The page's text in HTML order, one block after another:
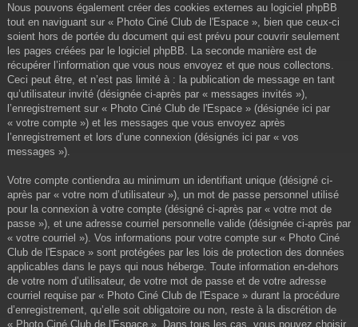
Nous pouvons également créer des cookies externes au logiciel phpBB
tout en naviguant sur « Photo Ciné Club de l'Espace », bien que ceux-ci
soient hors de portée du document qui est prévu pour couvrir seulement
les pages créées par le logiciel phpBB. La seconde manière est de
récupérer l’information que vous nous envoyez et que nous collectons.
Ceci peut être, et n’est pas limité à : la publication de message en tant
qu’utilisateur invité (désignée ci-après par « messages invités »),
l’enregistrement sur « Photo Ciné Club de l'Espace » (désignée ici par
« votre compte ») et les messages que vous envoyez après
l’enregistrement et lors d’une connexion (désignés ici par « vos
messages »).
Votre compte contiendra au minimum un identifiant unique (désigné ci-
après par « votre nom d’utilisateur »), un mot de passe personnel utilisé
pour la connexion à votre compte (désigné ci-après par « votre mot de
passe »), et une adresse courriel personnelle valide (désignée ci-après par
« votre courriel »). Vos informations pour votre compte sur « Photo Ciné
Club de l'Espace » sont protégées par les lois de protection des données
applicables dans le pays qui nous héberge. Toute information en-dehors
de votre nom d’utilisateur, de votre mot de passe et de votre adresse
courriel requise par « Photo Ciné Club de l'Espace » durant la procédure
d’enregistrement, qu’elle soit obligatoire ou non, reste à la discrétion de
« Photo Ciné Club de l'Espace ». Dans tous les cas, vous pouvez choisir